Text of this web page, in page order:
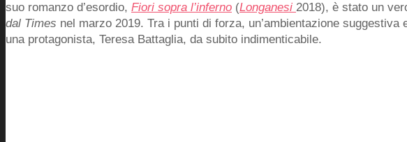
suo romanzo d’esordio, Fiori sopra l’inferno (Longanesi 2018), è stato un
dal Times nel marzo 2019. Tra i punti di forza, un’ambientazione
una protagonista, Teresa Battaglia, da subito indimenticabile.